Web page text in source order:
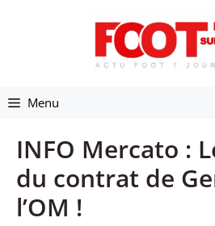
Menu
INFO Mercato :
du contrat de
l’OM !